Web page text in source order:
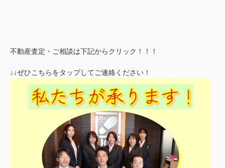
不動産査定・ご相談は下記からクリック！！！
↓↓ぜひこちらをタップしてご連絡ください！